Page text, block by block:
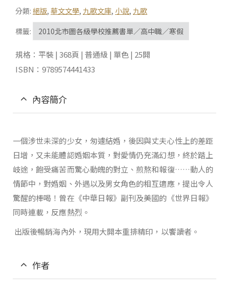
分類: 絕版, 華文文學, 九歌文庫, 小說, 九歌
標籤:
2010北市圖各級學校推薦書單／高中職／寒假
規格：平裝 | 368頁 | 普通級 | 單色 | 25開
ISBN：9789574441433
內容簡介
一個涉世未深的少女，匆遽結婚，後因與丈夫心性上的差距
日增，又未能體認婚姻本質，對愛情仍充滿幻想，終於踏上
岐途，飽受痛苦而驚心動魄的對立、煎熬和報復……動人的
情節中，對婚姻、外遇以及男女角色的相互適應，提出令人
驚醒的棒喝！曾在《中華日報》副刊及美國的《世界日報》
同時連載，反應熱烈。
出版後暢銷海內外，現用大開本重排精印，以饗讀者。
作者